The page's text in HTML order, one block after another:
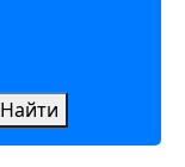
Найти